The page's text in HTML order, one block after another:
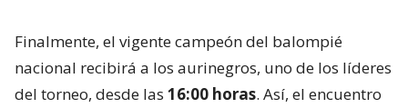
Finalmente, el vigente campeón del balompié
nacional recibirá a los aurinegros, uno de los líderes
del torneo, desde las 16:00 horas. Así, el encuentro